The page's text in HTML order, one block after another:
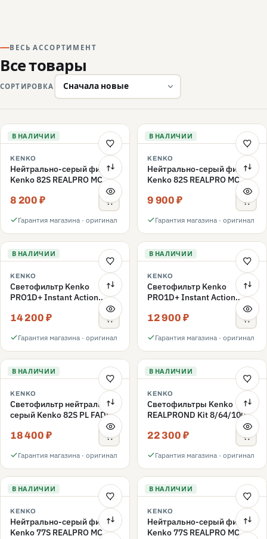
ВЕСЬ АССОРТИМЕНТ
Все товары
СОРТИРОВКА
В НАЛИЧИИ
KENKO
Нейтрально-серый фильтр
Kenko 82S REALPRO MC
8 200 ₽
Гарантия магазина · оригинал
В НАЛИЧИИ
KENKO
Нейтрально-серый фильтр
Kenko 82S REALPRO MC
9 900 ₽
Гарантия магазина · оригинал
В НАЛИЧИИ
KENKO
Светофильтр Kenko
PRO1D+ Instant Action
Variable NDX3-450+C-PLS
переменной плотности
14 200 ₽
Гарантия магазина · оригинал
В НАЛИЧИИ
KENKO
Светофильтр Kenko
PRO1D+ Instant Action
Variable NDX3-450+C-PL
переменной плотности
12 900 ₽
Гарантия магазина · оригинал
В НАЛИЧИИ
KENKO
Светофильтр нейтрально-
серый Kenko 82S PL FADER
с переменной плотностью
ND3-ND400 82mm
18 400 ₽
Гарантия магазина · оригинал
В НАЛИЧИИ
KENKO
Светофильтры Kenko
REALPROND Kit 8/64/1000
22 300 ₽
Гарантия магазина · оригинал
В НАЛИЧИИ
KENKO
Нейтрально-серый фильтр
Kenko 77S REALPRO MC
В НАЛИЧИИ
KENKO
Нейтрально-серый фильтр
Kenko 77S REALPRO MC